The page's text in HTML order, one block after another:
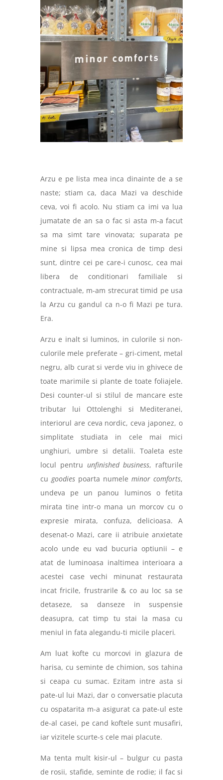
Arzu e pe lista mea inca dinainte de a se
naste; stiam ca, daca Mazi va deschide
ceva, voi fi acolo. Nu stiam ca imi va lua
jumatate de an sa o fac si asta m-a facut
sa ma simt tare vinovata; suparata pe
mine si lipsa mea cronica de timp desi
sunt, dintre cei pe care-i cunosc, cea mai
libera de conditionari familiale si
contractuale, m-am strecurat timid pe usa
la Arzu cu gandul ca n-o fi Mazi pe tura.
Era.
Arzu e inalt si luminos, in culorile si non-
culorile mele preferate – gri-ciment, metal
negru, alb curat si verde viu in ghivece de
toate marimile si plante de toate foliajele.
Desi counter-ul si stilul de mancare este
tributar lui Ottolenghi si Mediteranei,
interiorul are ceva nordic, ceva japonez, o
simplitate studiata in cele mai mici
unghiuri, umbre si detalii. Toaleta este
locul pentru unfinished business, rafturile
cu goodiespoarta numeleminor comforts,
undeva pe un panou luminos o fetita
mirata tine intr-o mana un morcov cu o
expresie mirata, confuza, delicioasa. A
desenat-o Mazi, care ii atribuie anxietate
acolo unde eu vad bucuria optiunii – e
atat de luminoasa inaltimea interioara a
acestei case vechi minunat restaurata
incat fricile, frustrarile & co au loc sa se
detaseze, sa danseze in suspensie
deasupra, cat timp tu stai la masa cu
meniul in fata alegandu-ti micile placeri.
Am luat kofte cu morcovi in glazura de
harisa, cu seminte de chimion, sos tahina
si ceapa cu sumac. Ezitam intre asta si
pate-ul lui Mazi, dar o conversatie placuta
cu ospatarita m-a asigurat ca pate-ul este
de-al casei, pe cand koftele sunt musafiri,
iar vizitele scurte-s cele mai placute.
Ma tenta mult kisir-ul – bulgur cu pasta
de rosii, stafide, seminte de rodie; il fac si